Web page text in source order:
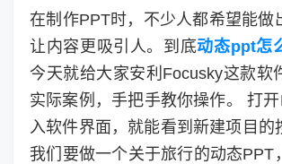
在制作PPT时，不少人都希望能做
让内容更吸引人。到底动态ppt怎
今天就给大家安利Focusky这款软
实际案例，手把手教你操作。 打
入软件界面，就能看到新建项目的
我们要做一个关于旅行的动态PPT